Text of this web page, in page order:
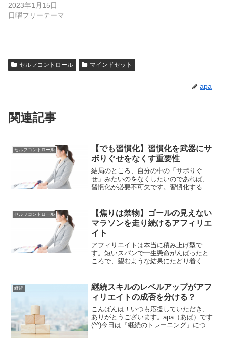
2023年1月15日
日曜フリーテーマ
セルフコントロール マインドセット
apa
関連記事
セルフコントロール
【でも習慣化】習慣化を武器にサ
ボりぐせをなくす重要性
結局のところ、自分の中の「サボりぐ
せ」みたいのをなくしたいのであれば、
習慣化が必要不可欠です。習慣化するこ
います。習慣化を武器に作業に取り組む
ことが重要です。
セルフコントロール
【焦りは禁物】ゴールの見えない
マラソンを走り続けるアフィリエ
イト
アフィリエイトは本当に積み上げ型で
す。短いスパンで一生懸命がんばったと
ころで、望むような結果にたどり着くこ
という姿勢を持つことが大切です。
継続
継続スキルのレベルアップがアフ
ィリエイトの成否を分ける？
こんばんは！いつも応援していただき、
ありがとうございます。apa（あぱ）です
(^^)今日は『継続のトレーニング』につい